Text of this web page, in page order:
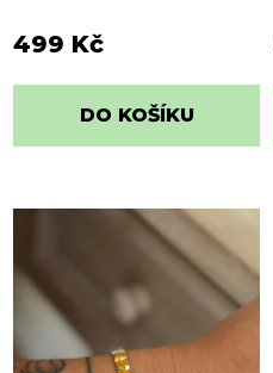
499 Kč
DO KOŠÍKU